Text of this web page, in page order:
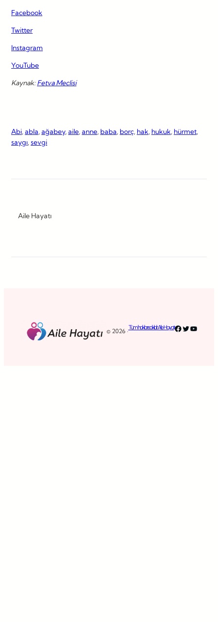
Facebook
Twitter
Instagram
YouTube
Kaynak:Fetva Meclisi
Abi, abla, ağabey, aile, anne, baba, borç, hak, hukuk, hürmet
saygı, sevgi
Aile Hayatı
© 2026 ·
Tüm hakları saklıdır. Aile HayatıFacebook
Twitter